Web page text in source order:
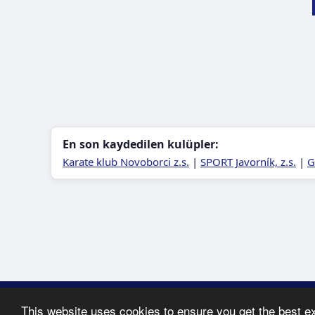
This website uses cookies to ensure you get the best
En son kaydedilen kulüpler:
Karate klub Novoborci z.s. | SPORT Javorník, z.s. |